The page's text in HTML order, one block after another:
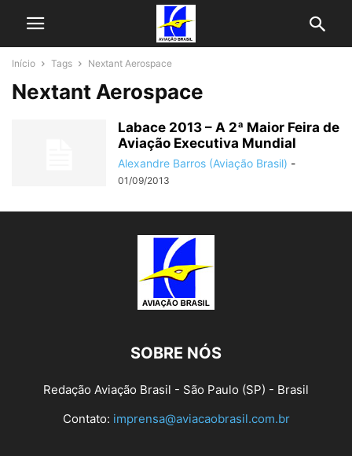
Início Tags Nextant Aerospace
Nextant Aerospace
Labace 2013 – A 2ª Maior Feira de
Aviação Executiva Mundial
Alexandre Barros (Aviação Brasil) -
01/09/2013
SOBRE NÓS
Redação Aviação Brasil - São Paulo (SP) - Brasil
Contato: imprensa@aviacaobrasil.com.br